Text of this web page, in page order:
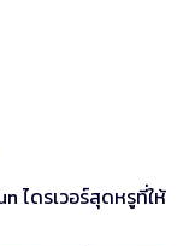
ไดรเวอร์สุดหรูที่ให้